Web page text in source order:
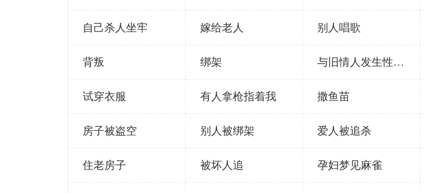
自己杀人坐牢 嫁给老人 别人唱歌
背叛 绑架 与旧情人发生性关系
试穿衣服 有人拿枪指着我 撒鱼苗
房子被盗空 别人被绑架 爱人被追杀
住老房子 被坏人追 孕妇梦见麻雀